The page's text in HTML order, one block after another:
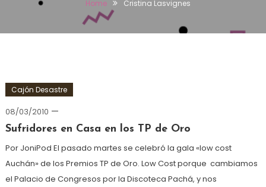
Home Cristina Lasvignes
Cajón Desastre
08/03/2010
Sufridores en Casa en los TP de Oro
Por JoniPod El pasado martes se celebró la gala «low cost
Auchán» de los Premios TP de Oro. Low Cost porque cambiamos
el Palacio de Congresos por la Discoteca Pachá, y nos